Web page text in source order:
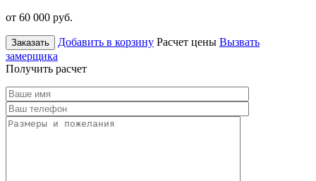
от 60 000 руб.
Заказать Добавить в корзину Расчет цены Вызвать
замерщика
Получить расчет